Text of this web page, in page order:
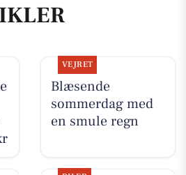
VEJRET
Blæsende
sommerdag med
en smule regn